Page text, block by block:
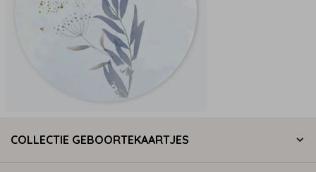
COLLECTIE GEBOORTEKAARTJES